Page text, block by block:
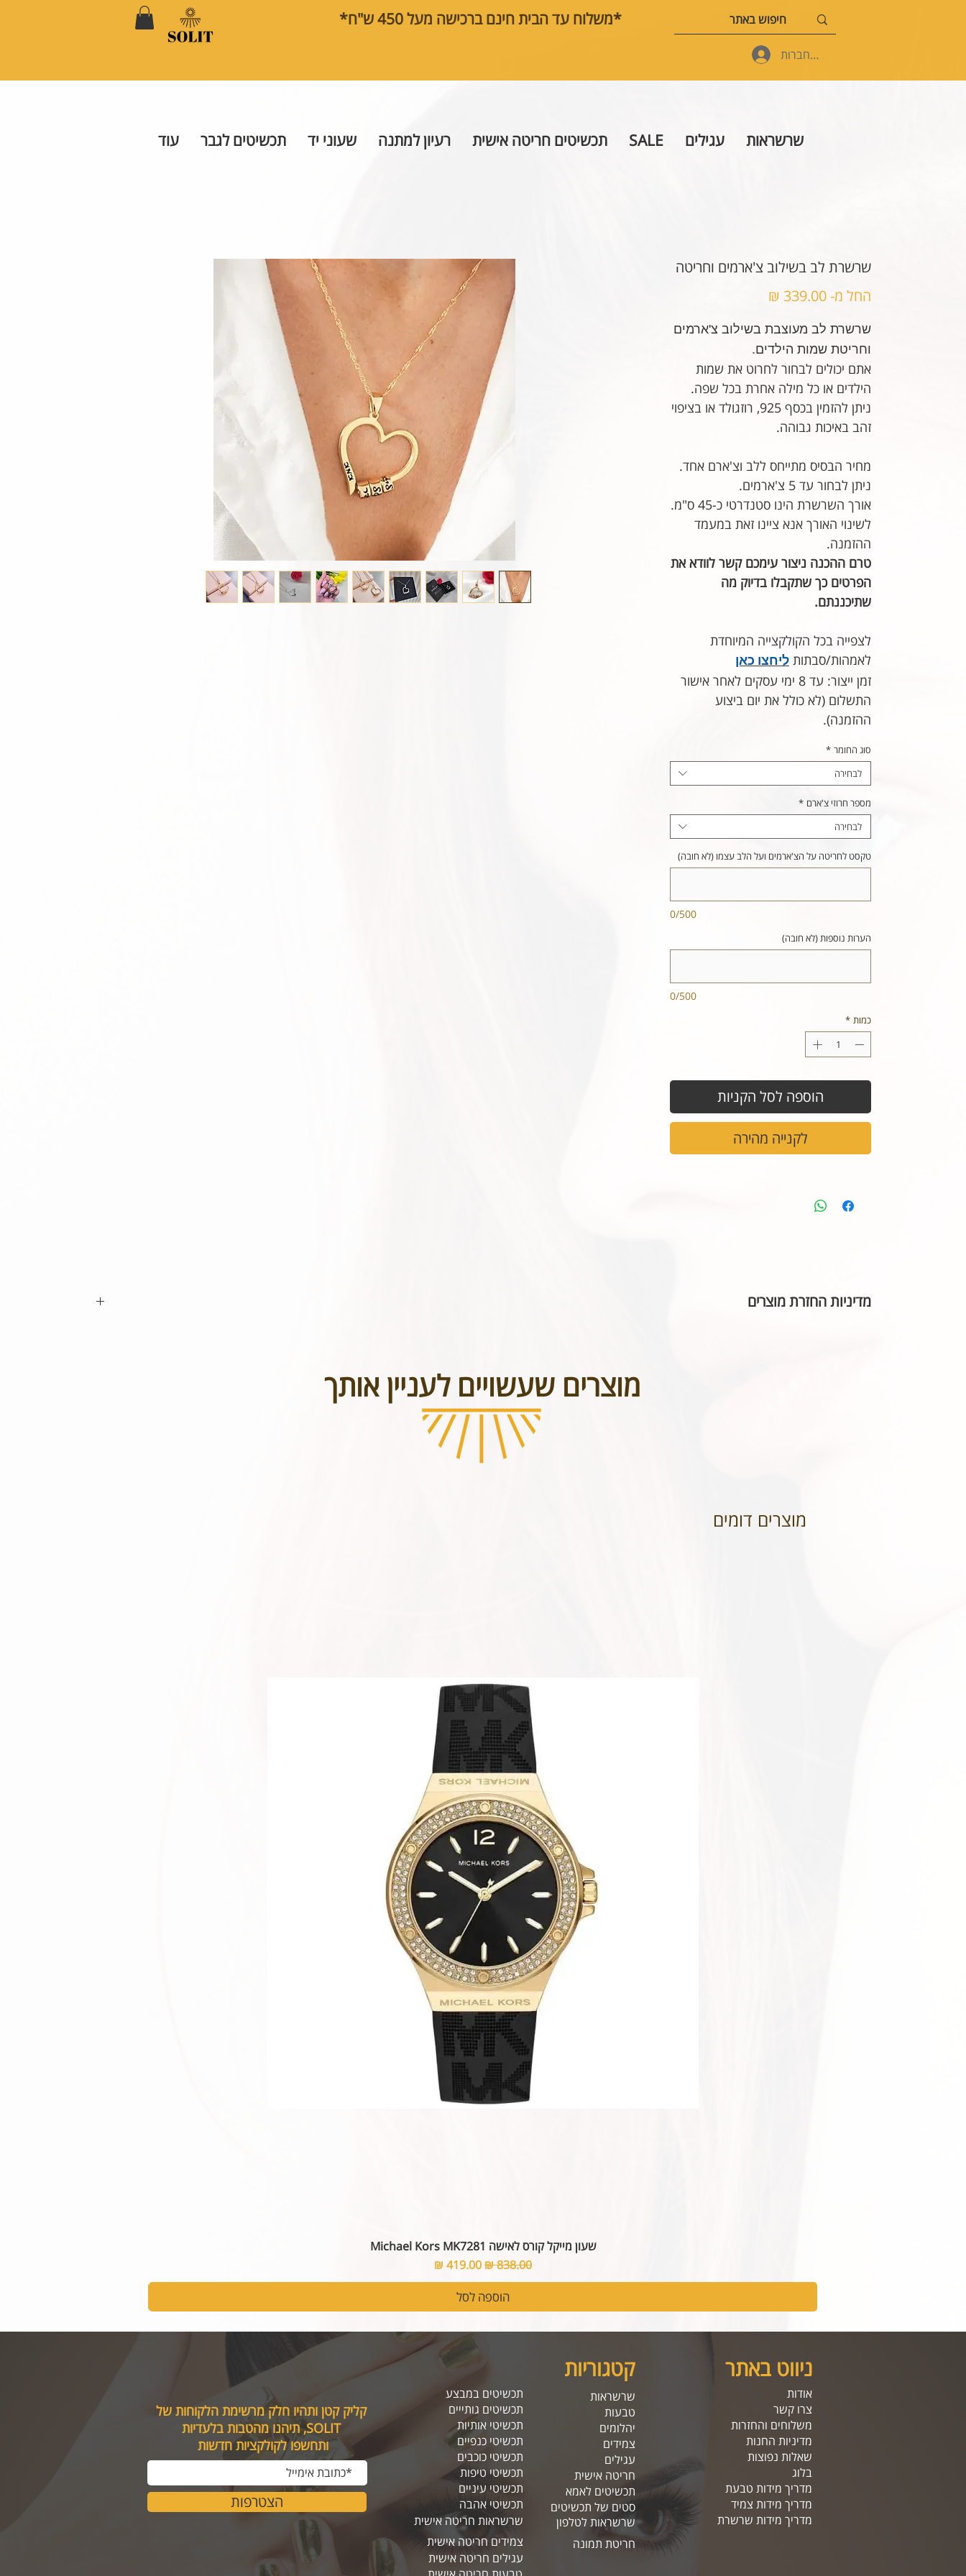
*משלוח עד הבית חינם ברכישה מעל 450 ש"ח*
להתחברות
שרשראות עגילים SALE תכשיטים חריטה אישית רעיון למתנה שעוני יד תכשיטים לגבר עוד
שרשרת לב בשילוב צ'ארמים וחריטה
החל מ-339.00 ₪
שרשרת לב מעוצבת בשילוב צ'ארמים
וחריטת שמות הילדים.
אתם יכולים לבחור לחרוט את שמות
הילדים או כל מילה אחרת בכל שפה.
ניתן להזמין בכסף 925, רוזגולד או בציפוי
זהב באיכות גבוהה.
מחיר הבסיס מתייחס ללב וצ'ארם אחד.
ניתן לבחור עד 5 צ'ארמים.
אורך השרשרת הינו סטנדרטי כ-45 ס"מ.
לשינוי האורך אנא ציינו זאת במעמד
ההזמנה.
טרם ההכנה ניצור עימכם קשר לוודא את
הפרטים כך שתקבלו בדיוק מה
שתיכננתם.
לצפייה בכל הקולקצייה המיוחדת
לאמהות/סבתות ליחצו כאן
זמן ייצור: עד 8 ימי עסקים לאחר אישור
התשלום (לא כולל את יום ביצוע
ההזמנה).
סוג החומר *
לבחירה
מספר חרוזי צ'ארם *
לבחירה
טקסט לחריטה על הצ'ארמים ועל הלב עצמו (לא חובה)
0/500
הערות נוספות (לא חובה)
0/500
כמות *
הוספה לסל הקניות
לקנייה מהירה
מדיניות החזרת מוצרים
מוצרים שעשויים לעניין אותך
מוצרים דומים
שעון מייקל קורס לאישה Michael Kors MK7281
מחיר רגיל מחיר מבצע
הוספה לסל
קטגוריות ניווט באתר
קליק קטן ותהיו חלק מרשימת הלקוחות של
SOLIT, תיהנו מהטבות בלעדיות
ותחשפו לקולקציות חדשות
הצטרפות
שרשראות
טבעות
יהלומים
צמידים
עגילים
חריטה אישית
תכשיטים לאמא
סטים של תכשיטים
תכשיטים במבצע
תכשיטים גותייים
תכשיטי אותיות
תכשיטי כנפיים
תכשיטי כוכבים
תכשיטי טיפות
תכשיטי עיניים
תכשיטי אהבה
שרשראות חריטה אישית
צמידים חריטה אישית
שרשראות לטלפון
אודות
צרו קשר
משלוחים והחזרות
מדיניות החנות
שאלות נפוצות
בלוג
מדריך מידות טבעת
מדריך מידות צמיד
מדריך מידות שרשרת
עגילים חריטה אישית
חריטת תמונה